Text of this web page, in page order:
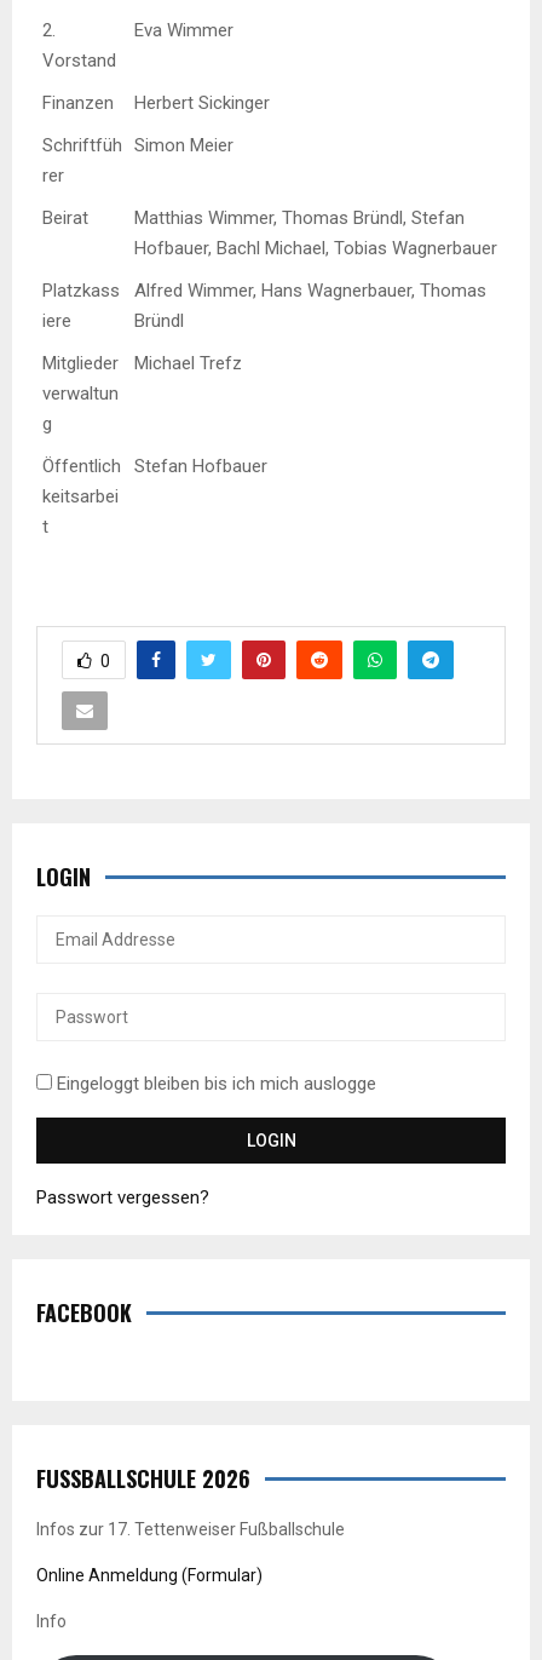
2.
Vorstand
Eva Wimmer
Finanzen
Herbert Sickinger
Schriftfüh
rer
Simon Meier
Beirat
Matthias Wimmer, Thomas Bründl, Stefan
Hofbauer, Bachl Michael, Tobias Wagnerbauer
Platzkass
iere
Alfred Wimmer, Hans Wagnerbauer, Thomas
Bründl
Mitglieder
verwaltun
g
Michael Trefz
Öffentlich
keitsarbei
t
Stefan Hofbauer
0
LOGIN
Eingeloggt bleiben bis ich mich auslogge
Passwort vergessen?
FACEBOOK
FUSSBALLSCHULE 2026
Infos zur 17. Tettenweiser Fußballschule
Online Anmeldung (Formular)
Info